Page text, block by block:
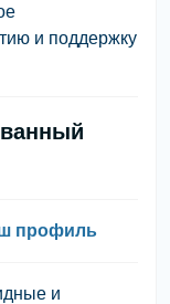
и поддержку
профиль
и